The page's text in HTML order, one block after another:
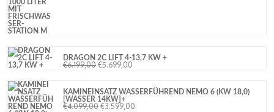
DRAGON 2C LIFT 4-13,7 KW +
€6.199,00 €5.699,00
KAMINEINSATZ WASSERFÜHREND NEMO 6 (KW 18,0)
[WASSER 14KW]+
€4.099,00 €3.599,00